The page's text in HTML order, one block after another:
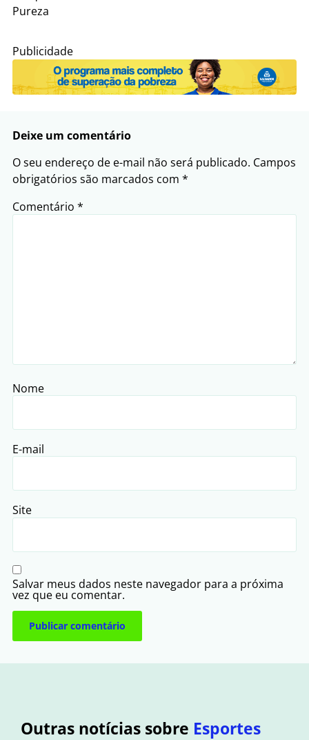
Pureza
Publicidade
Deixe um comentário
O seu endereço de e-mail não será publicado. Campos
obrigatórios são marcados com *
Comentário *
Nome
E-mail
Site
Salvar meus dados neste navegador para a próxima
vez que eu comentar.
Outras notícias sobre Esportes